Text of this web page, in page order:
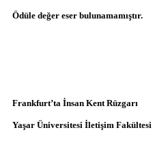
Ödüle değer eser bulunamamıştır.
Frankfurt’ta İnsan Kent Rüzgarı
Yaşar Üniversitesi İletişim